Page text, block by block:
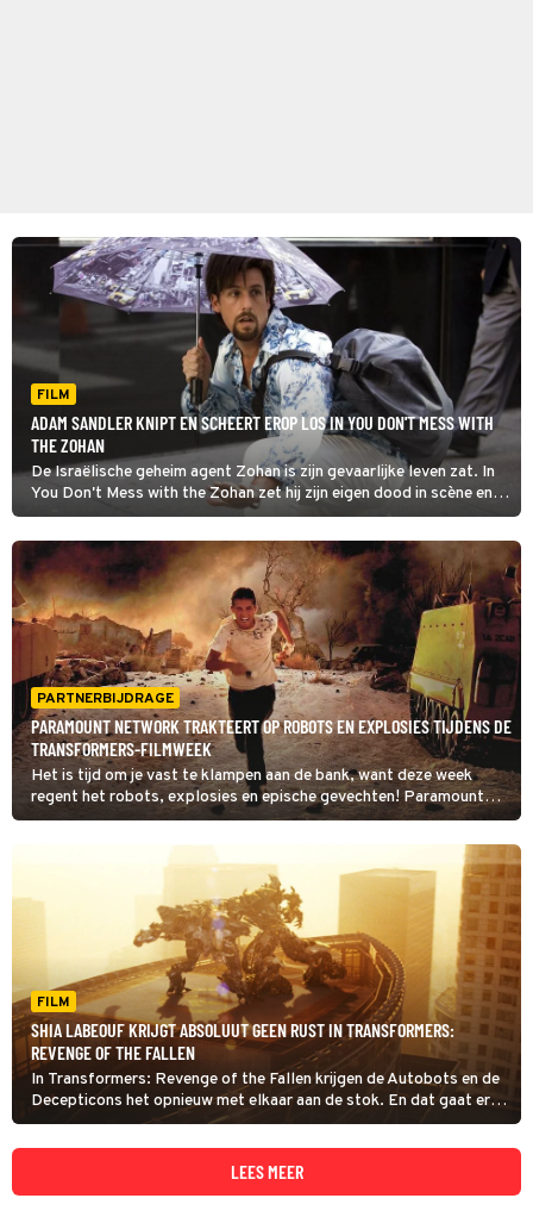
FILM
ADAM SANDLER KNIPT EN SCHEERT EROP LOS IN YOU DON'T MESS WITH
THE ZOHAN
De Israëlische geheim agent Zohan is zijn gevaarlijke leven zat. In
You Don't Mess with the Zohan zet hij zijn eigen dood in scène en
verhuist naar New York om een nieuw leven te beginnen. Als
kapper.
PARTNERBIJDRAGE
PARAMOUNT NETWORK TRAKTEERT OP ROBOTS EN EXPLOSIES TIJDENS DE
TRANSFORMERS-FILMWEEK
Het is tijd om je vast te klampen aan de bank, want deze week
regent het robots, explosies en epische gevechten! Paramount
Network serveert iedere avond om 20:00 uur een Transformers-
FILM
SHIA LABEOUF KRIJGT ABSOLUUT GEEN RUST IN TRANSFORMERS:
REVENGE OF THE FALLEN
In Transformers: Revenge of the Fallen krijgen de Autobots en de
Decepticons het opnieuw met elkaar aan de stok. En dat gaat er
niet heel subtiel aan toe.
LEES MEER